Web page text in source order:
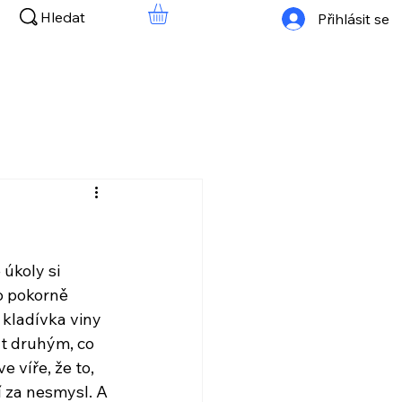
Přihlásit se
Hledat
úkoly si
pokorně
viny
druhým, co
víře, že to,
nesmysl. A